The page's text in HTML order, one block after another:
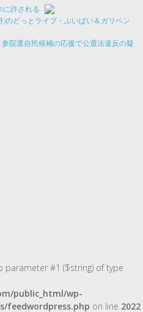
に許される
)のどっとライブ・ぶいぱい＆ガリベン
院選自民候補の応援で公選法違反の疑
parameter #1 ($string) of type
public_html/wp-
feedwordpress.php on line 2022